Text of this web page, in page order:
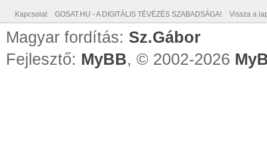
Kapcsolat GOSAT.HU - A DIGITÁLIS TÉVÉZÉS SZABADSÁGA! Vissza a
Magyar fordítás: Sz.Gábor
Fejlesztő: MyBB, © 2002-2026